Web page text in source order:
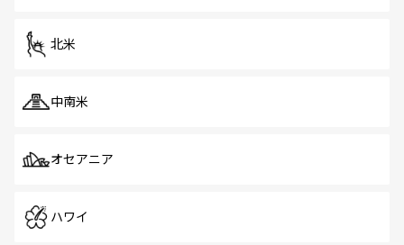
北米
中南米
オセアニア
ハワイ